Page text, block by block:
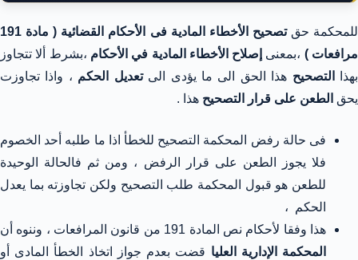
للمحكمة حقتصحيح الأخطاء المادية فى الأحكام القضائية (
مادة 191
مرافعات ) ،بمعنى إصلاح الأخطاء المادية في الأحكام ،بشرط ألا تتجاوز
بهذا
التصحيح هذا الحق الى ما يؤدى الىتعديل الحكم ، واذا تجاوزت
يحق الطعن على قرار التصحيح هذا .
فى حالة رفض المحكمة التصحيح للخطأ اذا ما طلبه أحد الخصوم
فلا يجوز الطعن على قرار الرفض ، ومن ثم فالحالة الوحيدة
للطعن هو قبول المحكمة طلب التصحيح ولكن تجاوزته بما يعدل
الحكم ،
هذا وفقا لأحكام نص المادة 191 من قانون المرافعات ، وننوه أن
المحكمة الإدارية العليا قضت بعدم جواز اتخاذ الخطأ المادى أو